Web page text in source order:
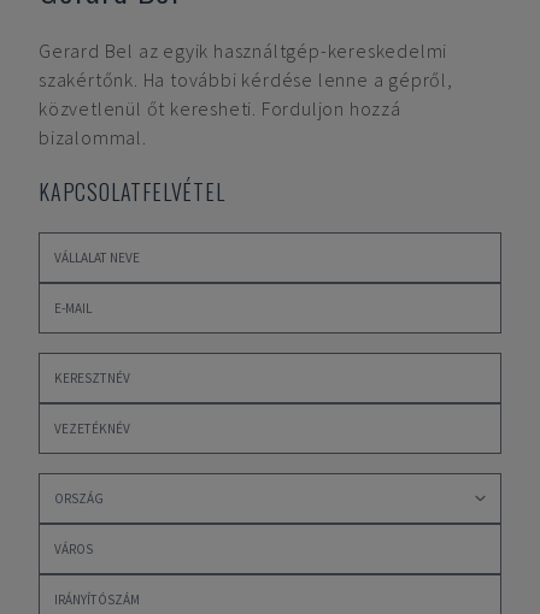
Gerard Bel az egyik használtgép-kereskedelmi
szakértőnk. Ha további kérdése lenne a gépről,
közvetlenül őt keresheti. Forduljon hozzá
bizalommal.
KAPCSOLATFELVÉTEL